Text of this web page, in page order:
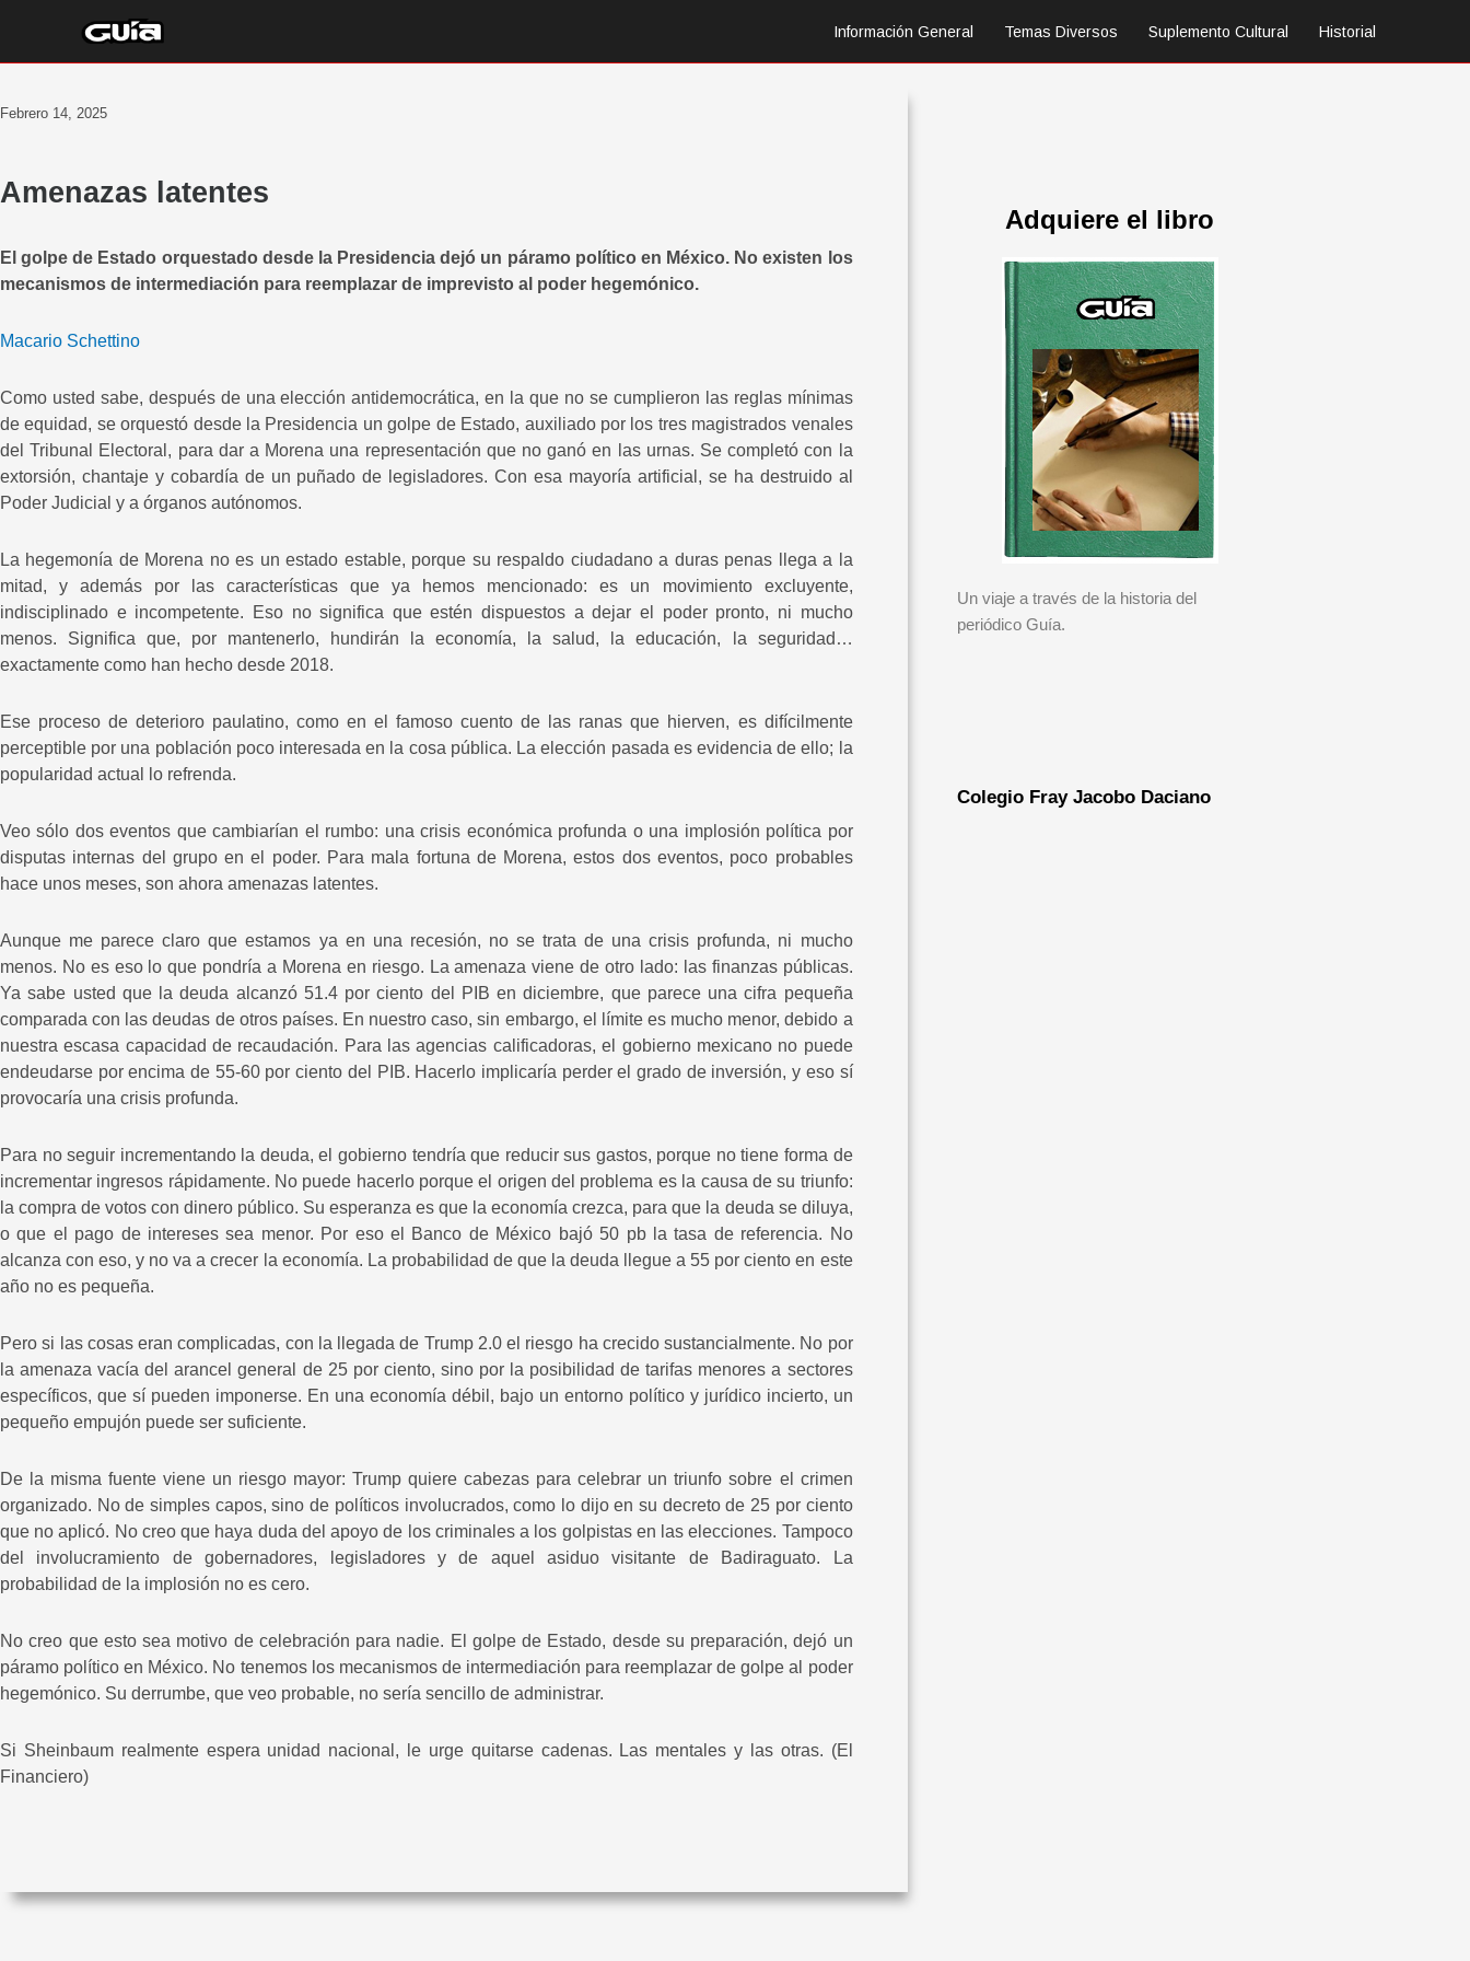
contenido
Información General Temas Diversos Suplemento Cultural Historial
Febrero 14, 2025
Amenazas latentes
El golpe de Estado orquestado desde la Presidencia dejó un páramo político en México. No existen los
mecanismos de intermediación para reemplazar de imprevisto al poder hegemónico.
Macario Schettino
Como usted sabe, después de una elección antidemocrática, en la que no se cumplieron las reglas mínimas
de equidad, se orquestó desde la Presidencia un golpe de Estado, auxiliado por los tres magistrados venales
del Tribunal Electoral, para dar a Morena una representación que no ganó en las urnas. Se completó con la
extorsión, chantaje y cobardía de un puñado de legisladores. Con esa mayoría artificial, se ha destruido al
Poder Judicial y a órganos autónomos.
La hegemonía de Morena no es un estado estable, porque su respaldo ciudadano a duras penas llega a la
mitad, y además por las características que ya hemos mencionado: es un movimiento excluyente,
indisciplinado e incompetente. Eso no significa que estén dispuestos a dejar el poder pronto, ni mucho
menos. Significa que, por mantenerlo, hundirán la economía, la salud, la educación, la seguridad…
exactamente como han hecho desde 2018.
Ese proceso de deterioro paulatino, como en el famoso cuento de las ranas que hierven, es difícilmente
perceptible por una población poco interesada en la cosa pública. La elección pasada es evidencia de ello; la
popularidad actual lo refrenda.
Veo sólo dos eventos que cambiarían el rumbo: una crisis económica profunda o una implosión política por
disputas internas del grupo en el poder. Para mala fortuna de Morena, estos dos eventos, poco probables
hace unos meses, son ahora amenazas latentes.
Aunque me parece claro que estamos ya en una recesión, no se trata de una crisis profunda, ni mucho
menos. No es eso lo que pondría a Morena en riesgo. La amenaza viene de otro lado: las finanzas públicas.
Ya sabe usted que la deuda alcanzó 51.4 por ciento del PIB en diciembre, que parece una cifra pequeña
comparada con las deudas de otros países. En nuestro caso, sin embargo, el límite es mucho menor, debido a
nuestra escasa capacidad de recaudación. Para las agencias calificadoras, el gobierno mexicano no puede
endeudarse por encima de 55-60 por ciento del PIB. Hacerlo implicaría perder el grado de inversión, y eso sí
provocaría una crisis profunda.
Para no seguir incrementando la deuda, el gobierno tendría que reducir sus gastos, porque no tiene forma de
incrementar ingresos rápidamente. No puede hacerlo porque el origen del problema es la causa de su triunfo:
la compra de votos con dinero público. Su esperanza es que la economía crezca, para que la deuda se diluya,
o que el pago de intereses sea menor. Por eso el Banco de México bajó 50 pb la tasa de referencia. No
alcanza con eso, y no va a crecer la economía. La probabilidad de que la deuda llegue a 55 por ciento en este
año no es pequeña.
Pero si las cosas eran complicadas, con la llegada de Trump 2.0 el riesgo ha crecido sustancialmente. No por
la amenaza vacía del arancel general de 25 por ciento, sino por la posibilidad de tarifas menores a sectores
específicos, que sí pueden imponerse. En una economía débil, bajo un entorno político y jurídico incierto, un
pequeño empujón puede ser suficiente.
De la misma fuente viene un riesgo mayor: Trump quiere cabezas para celebrar un triunfo sobre el crimen
organizado. No de simples capos, sino de políticos involucrados, como lo dijo en su decreto de 25 por ciento
que no aplicó. No creo que haya duda del apoyo de los criminales a los golpistas en las elecciones. Tampoco
del involucramiento de gobernadores, legisladores y de aquel asiduo visitante de Badiraguato. La
probabilidad de la implosión no es cero.
No creo que esto sea motivo de celebración para nadie. El golpe de Estado, desde su preparación, dejó un
páramo político en México. No tenemos los mecanismos de intermediación para reemplazar de golpe al poder
hegemónico. Su derrumbe, que veo probable, no sería sencillo de administrar.
Si Sheinbaum realmente espera unidad nacional, le urge quitarse cadenas. Las mentales y las otras. (El
Financiero)
Adquiere el libro
Un viaje a través de la historia del
periódico Guía.
Colegio Fray Jacobo Daciano